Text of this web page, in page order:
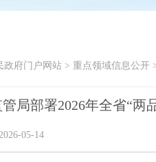
政府门户网站> 重点领域信息公开
局部署2026年全省“两
05-14